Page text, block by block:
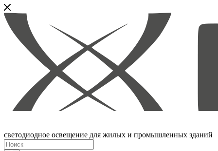
светодиодное освещение для жилых и промышленных зданий